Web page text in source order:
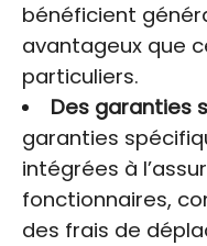
bénéficient
avantageux que
particuliers.
Des garanties
garanties
intégrées à
fonctionnaires,
des frais de